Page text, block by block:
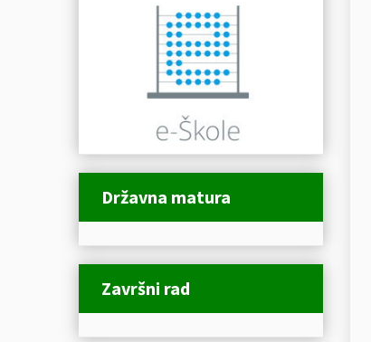
Državna matura
Završni rad